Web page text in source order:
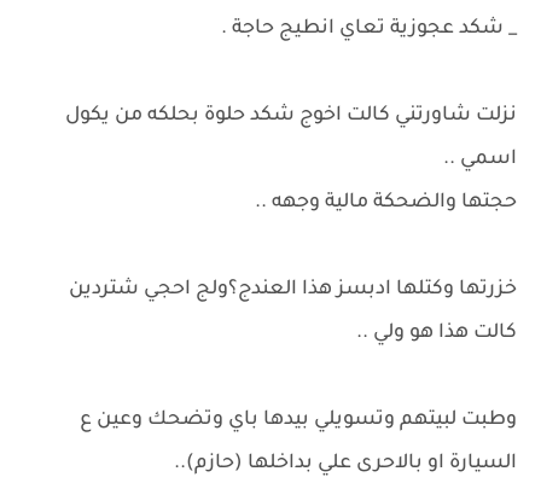
_ شكد عجوزية تعاي انطيج حاجة .
نزلت شاورتني كالت اخوج شكد حلوة بحلكه من يكول
اسمي ..
حجتها والضحكة مالية وجهه ..
خزرتها وكتلها ادبسز هذا العندج؟ولج احجي شتردين
كالت هذا هو ولي ..
وطبت لبيتهم وتسويلي بيدها باي وتضحك وعين ع
السيارة او بالاحرى علي بداخلها (حازم)..